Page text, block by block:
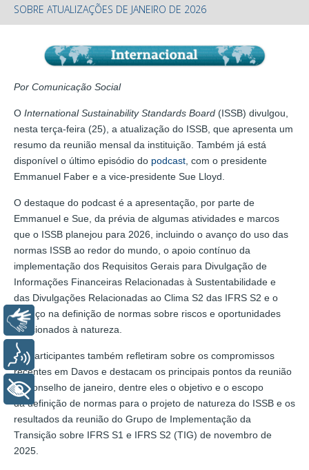
SOBRE ATUALIZAÇÕES DE JANEIRO DE 2026
Por Comunicação Social
O International Sustainability Standards Board (ISSB) divulgou,
nesta terça-feira (25), a atualização do ISSB, que apresenta um
resumo da reunião mensal da instituição. Também já está
disponível o último episódio do podcast , com o presidente
Emmanuel Faber e a vice-presidente Sue Lloyd.
O destaque do podcast é a apresentação, por parte de
Emmanuel e Sue, da prévia de algumas atividades e marcos
que o ISSB planejou para 2026, incluindo o avanço do uso das
normas ISSB ao redor do mundo, o apoio contínuo da
implementação dos Requisitos Gerais para Divulgação de
Informações Financeiras Relacionadas à Sustentabilidade e
das Divulgações Relacionadas ao Clima S2 das IFRS S2 e o
avanço na definição de normas sobre riscos e oportunidades
relacionados à natureza.
Os participantes também refletiram sobre os compromissos
recentes em Davos e destacam os principais pontos da reunião
do conselho de janeiro, dentre eles o objetivo e o escopo
da definição de normas para o projeto de natureza do ISSB e os
resultados da reunião do Grupo de Implementação da
Transição sobre IFRS S1 e IFRS S2 (TIG) de novembro de
2025.
Libras
Voz
+ Acessibilidade